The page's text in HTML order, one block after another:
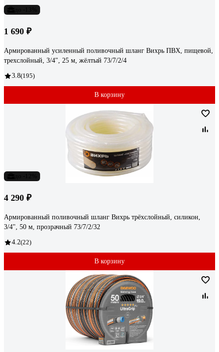
1 690 ₽
Армированный усиленный поливочный шланг Вихрь ПВХ, пищевой,
трехслойный, 3/4", 25 м, жёлтый 73/7/2/4
3.8(195)
В корзину
4 290 ₽
Армированный поливочный шланг Вихрь трёхслойный, силикон,
3/4", 50 м, прозрачный 73/7/2/32
4.2(22)
В корзину